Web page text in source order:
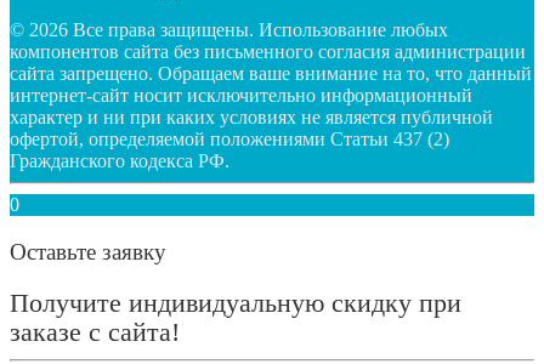
© 2026 Все права защищены. Использование любых
компонентов сайта без письменного согласия администрации
сайта запрещено. Обращаем ваше внимание на то, что данный
интернет-сайт носит исключительно информационный
характер и ни при каких условиях не является публичной
офертой, определяемой положениями Статьи 437 (2)
Гражданского кодекса РФ.
0
Оставьте заявку
Получите индивидуальную скидку при
заказе с сайта!